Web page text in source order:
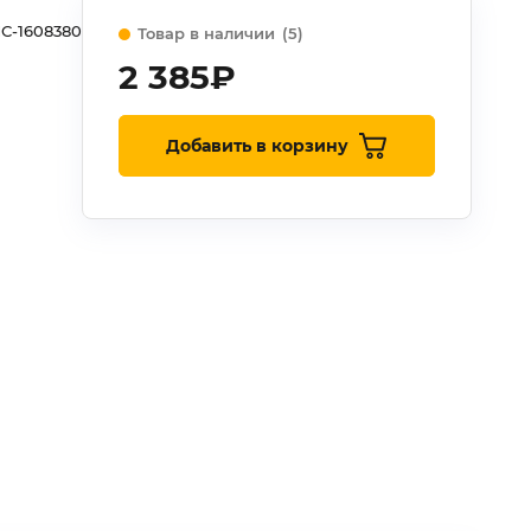
1608380 Товар в наличии (5)
2 385₽
Добавить в корзину